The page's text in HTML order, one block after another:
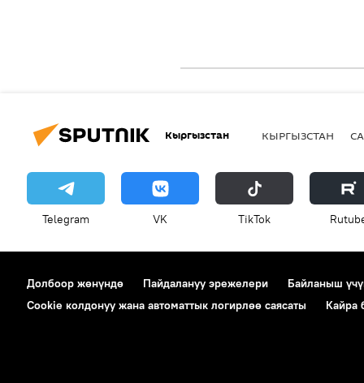
Кыргызстан КЫРГЫЗСТАН
Telegram VK ТikТоk
Долбоор жөнүндө Пайдалануу эрежелери Байланыш
Cookie колдонуу жана автоматтык логирлөө саясаты
Кайра